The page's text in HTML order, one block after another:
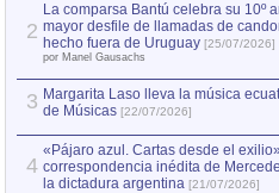
2
La comparsa Bantú celebra su 10º
mayor desfile de llamadas de
hecho fuera de Uruguay [25/07/2026]
por Manel Gausachs
3 Margarita Laso lleva la música
de Músicas [22/07/2026]
4
«Pájaro azul. Cartas desde el
correspondencia inédita de
la dictadura argentina [21/07/2026]